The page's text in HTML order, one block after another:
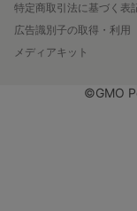
特定商取引法に基づく表
広告識別子の取得・利用
メディアキット
©GMO